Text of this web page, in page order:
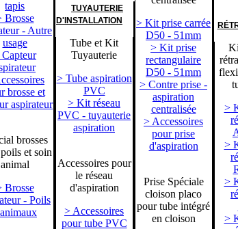
tapis
Brosse
- Autre
usage
brosse et
aspirateur
brosses
et soin
animal
Brosse
- Poils
TUYAUTERIE
D'INSTALLATION
Tube et Kit
Tuyauterie
> Tube aspiration
PVC
> Kit réseau
PVC - tuyauterie
aspiration
Accessoires pour
le réseau
d'aspiration
> Accessoires
pour tube PVC
> Kit prise carrée
D50 - 51mm
> Kit prise
rectangulaire
D50 - 51mm
> Contre prise -
aspiration
centralisée
> Accessoires
pour prise
d'aspiration
Prise Spéciale
cloison placo
pour tube intégré
en cloison
>
>
>
>